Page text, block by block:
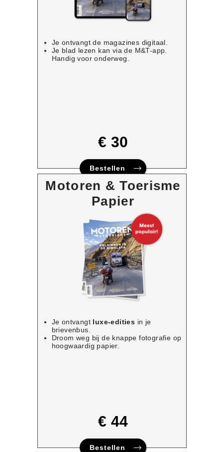
Je ontvangt de magazines digitaal.
Je blad lezen kan via de M&T-app.
Handig voor onderweg.
€ 30
Bestellen
Motoren & Toerisme
Papier
Je ontvangt luxe-edities in je
brievenbus.
Droom weg bij de knappe fotografie op
hoogwaardig papier.
€ 44
Bestellen